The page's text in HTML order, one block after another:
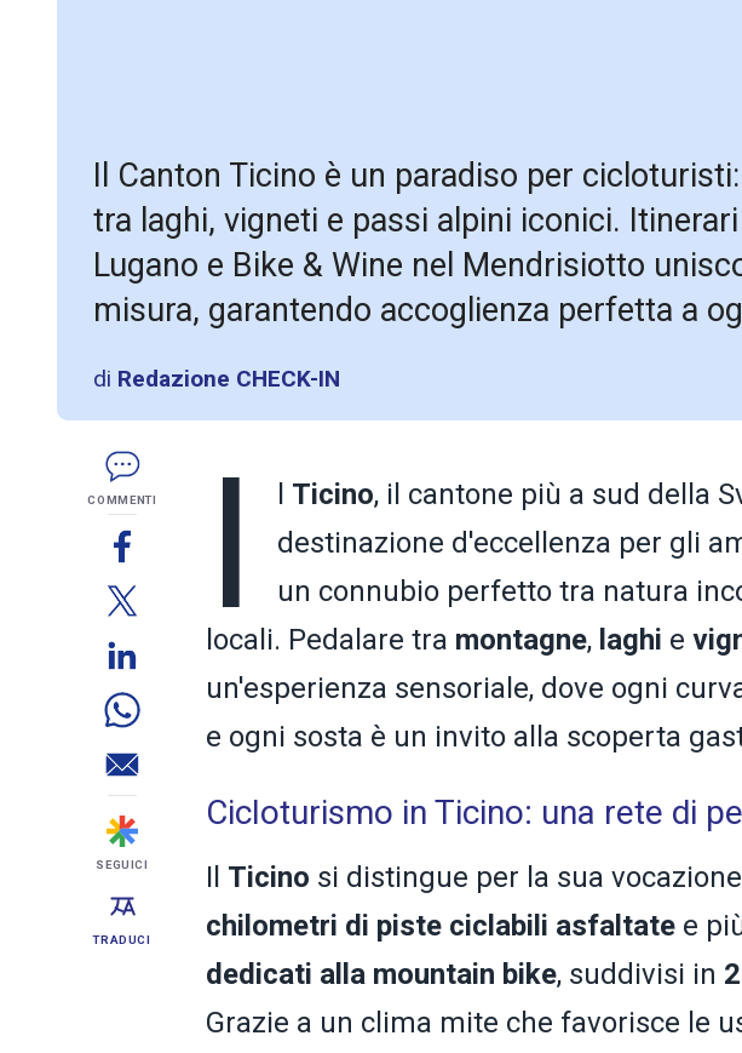
Il Canton Ticino è un paradiso per
tra laghi, vigneti e passi alpini iconici.
Lugano e Bike & Wine nel Mendrisiotto
misura, garantendo accoglienza perfetta a
di Redazione CHECK-IN
COMMENTI
SEGUICI
TRADUCI
I l Ticino, il cantone più a sud della
destinazione d'eccellenza per gli
un connubio perfetto tra natura
locali. Pedalare tra montagne, laghi e
un'esperienza sensoriale, dove ogni
e ogni sosta è un invito alla scoperta
Cicloturismo in Ticino: una rete di
Il Ticino si distingue per la sua
chilometri di piste ciclabili asfaltate e
dedicati alla mountain bike, suddivisi in
Grazie a un clima mite che favorisce le